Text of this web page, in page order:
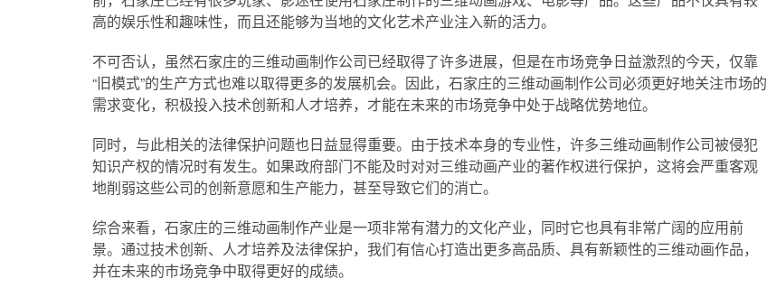
高的娱乐性和趣味性，而且还能够为当地的文化艺术产业注入新的活力。
不可否认，虽然石家庄的三维动画制作公司已经取得了许多进展，但是在市场竞争日益激烈的今天，仅靠
“旧模式”的生产方式也难以取得更多的发展机会。因此，石家庄的三维动画制作公司必须更好地关注市场的
需求变化，积极投入技术创新和人才培养，才能在未来的市场竞争中处于战略优势地位。
同时，与此相关的法律保护问题也日益显得重要。由于技术本身的专业性，许多三维动画制作公司被侵犯
知识产权的情况时有发生。如果政府部门不能及时对对三维动画产业的著作权进行保护，这将会严重客观
地削弱这些公司的创新意愿和生产能力，甚至导致它们的消亡。
综合来看，石家庄的三维动画制作产业是一项非常有潜力的文化产业，同时它也具有非常广阔的应用前
景。通过技术创新、人才培养及法律保护，我们有信心打造出更多高品质、具有新颖性的三维动画作品，
并在未来的市场竞争中取得更好的成绩。